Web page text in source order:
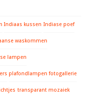
Indiaas kussen Indiase poef
waskommen
lampen
plafondlampen fotogallerie
transparant mozaiek